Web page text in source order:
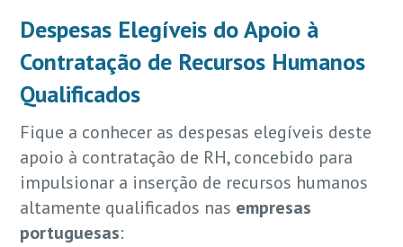
Despesas Elegíveis do Apoio à
Contratação de Recursos Humanos
Qualificados
Fique a conhecer as despesas elegíveis deste
apoio à contratação de RH, concebido para
impulsionar a inserção de recursos humanos
altamente qualificados nas empresas
portuguesas: